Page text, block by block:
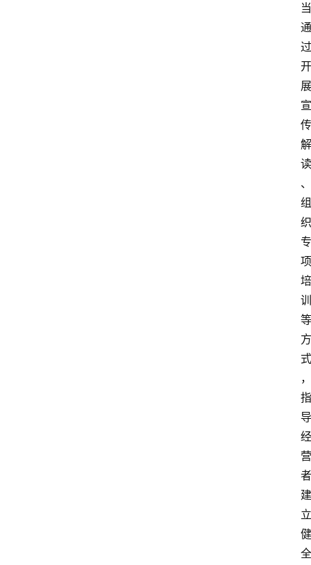
当
通
过
开
展
宣
传
解
读
、
组
织
专
项
培
训
等
方
式
，
指
导
经
营
者
建
立
健
全